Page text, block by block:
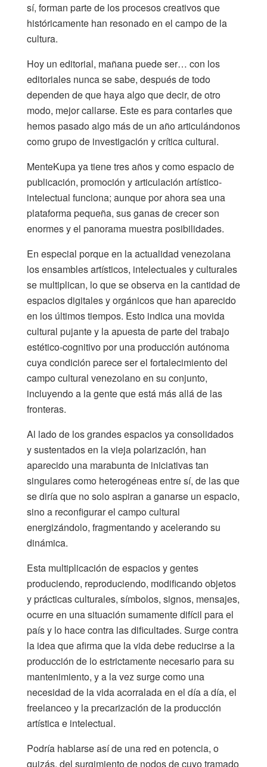
sí, forman parte de los procesos creativos que
históricamente han resonado en el campo de la
cultura.
Hoy un editorial, mañana puede ser… con los
editoriales nunca se sabe, después de todo
dependen de que haya algo que decir, de otro
modo, mejor callarse. Este es para contarles que
hemos pasado algo más de un año articulándonos
como grupo de investigación y crítica cultural.
MenteKupa ya tiene tres años y como espacio de
publicación, promoción y articulación artístico-
intelectual funciona; aunque por ahora sea una
plataforma pequeña, sus ganas de crecer son
enormes y el panorama muestra posibilidades.
En especial porque en la actualidad venezolana
los ensambles artísticos, intelectuales y culturales
se multiplican, lo que se observa en la cantidad de
espacios digitales y orgánicos que han aparecido
en los últimos tiempos. Esto indica una movida
cultural pujante y la apuesta de parte del trabajo
estético-cognitivo por una producción autónoma
cuya condición parece ser el fortalecimiento del
campo cultural venezolano en su conjunto,
incluyendo a la gente que está más allá de las
fronteras.
Al lado de los grandes espacios ya consolidados
y sustentados en la vieja polarización, han
aparecido una marabunta de iniciativas tan
singulares como heterogéneas entre sí, de las que
se diría que no solo aspiran a ganarse un espacio,
sino a reconfigurar el campo cultural
energizándolo, fragmentando y acelerando su
dinámica.
Esta multiplicación de espacios y gentes
produciendo, reproduciendo, modificando objetos
y prácticas culturales, símbolos, signos, mensajes,
ocurre en una situación sumamente difícil para el
país y lo hace contra las dificultades. Surge contra
la idea que afirma que la vida debe reducirse a la
producción de lo estrictamente necesario para su
mantenimiento, y a la vez surge como una
necesidad de la vida acorralada en el día a día, el
freelanceo y la precarización de la producción
artística e intelectual.
Podría hablarse así de una red en potencia, o
quizás, del surgimiento de nodos de cuyo tramado